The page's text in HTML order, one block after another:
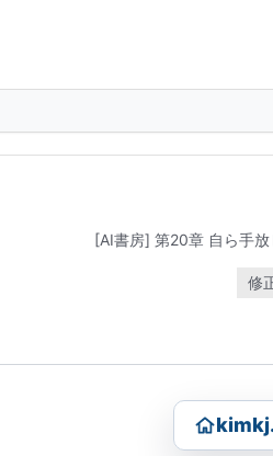
[AI書房] 第20章 自ら手
修